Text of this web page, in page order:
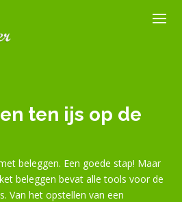
ten ijs op de
beleggen. Een goede stap! Maar
beleggen bevat alle tools voor de
Van het opstellen van een